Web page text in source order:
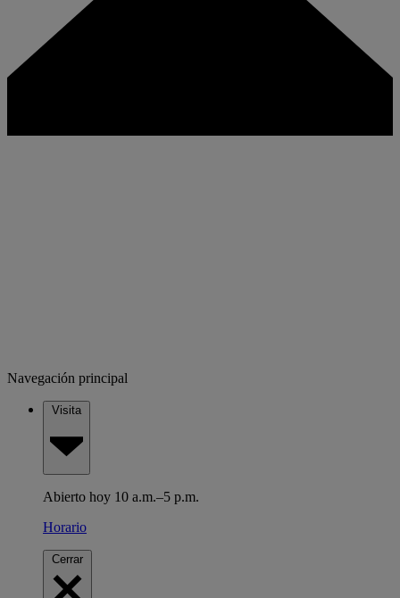
Navegación principal
Visita
Abierto hoy 10 a.m.–5 p.m.
Horario
Cerrar